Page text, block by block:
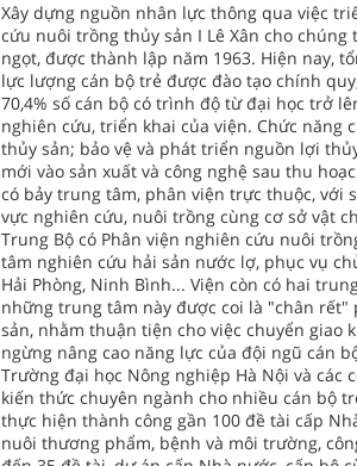
Xây dựng nguồn nhân lực thông qua việc
cứu nuôi trồng thủy sản I Lê Xân cho
ngọt, được thành lập năm 1963. Hiện nay,
lực lượng cán bộ trẻ được đào tạo chính
70,4% số cán bộ có trình độ từ đại học trở
nghiên cứu, triển khai của viện. Chức
thủy sản; bảo vệ và phát triển nguồn lợi
mới vào sản xuất và công nghệ sau thu
có bảy trung tâm, phân viện trực thuộc, với
vực nghiên cứu, nuôi trồng cùng cơ sở vật
Trung Bộ có Phân viện nghiên cứu nuôi
tâm nghiên cứu hải sản nước lợ, phục vụ
Hải Phòng, Ninh Bình... Viện còn có hai
những trung tâm này được coi là "chân
sản, nhằm thuận tiện cho việc chuyển giao
ngừng nâng cao năng lực của đội ngũ cán
Trường đại học Nông nghiệp Hà Nội và các
kiến thức chuyên ngành cho nhiều cán bộ
thực hiện thành công gần 100 đề tài cấp
nuôi thương phẩm, bệnh và môi trường,